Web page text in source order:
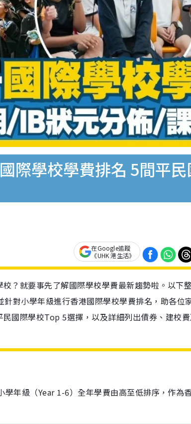
際學校學費排名 5間平
在Google追蹤
《UHK 港生活》
？就要事先了解國際學校學費最新趨勢啦。以下
對小學年級進行香港國際學校學費排名，助各位
國際學校Top 5選擇，以及詳細列出債券、建校
年級（Year 1-6）全年學費由高至低排序，作為